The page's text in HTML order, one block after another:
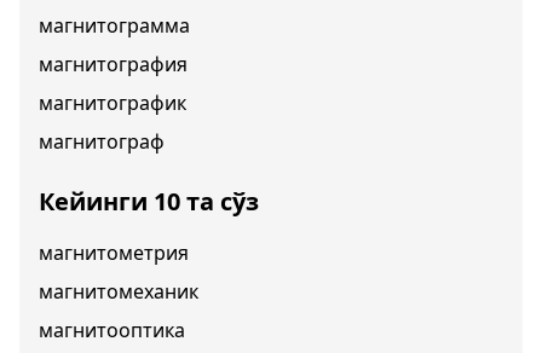
магнитограмма
магнитография
магнитографик
магнитограф
Кейинги 10 та сўз
магнитометрия
магнитомеханик
магнитооптика